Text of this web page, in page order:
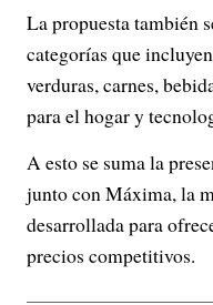
La propuesta también
categorías que
verduras, carnes,
para el hogar y
A esto se suma la
junto con Máxima, la
desarrollada para
precios competitivos.